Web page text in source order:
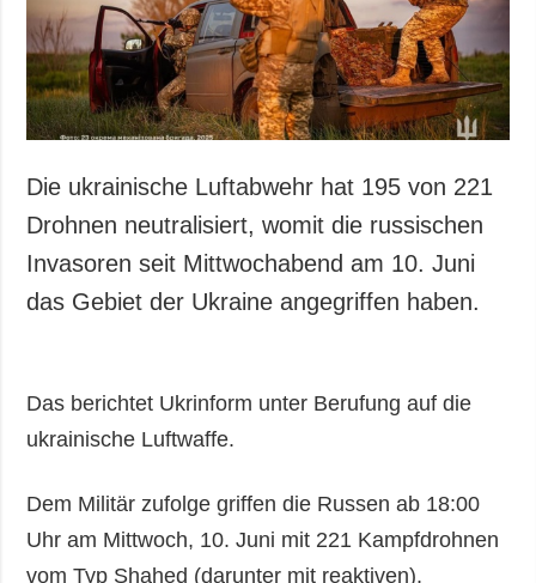
Die ukrainische Luftabwehr hat 195 von 221
Drohnen neutralisiert, womit die russischen
Invasoren seit Mittwochabend am 10. Juni
das Gebiet der Ukraine angegriffen haben.
Das berichtet Ukrinform unter Berufung auf die
ukrainische Luftwaffe.
Dem Militär zufolge griffen die Russen ab 18:00
Uhr am Mittwoch, 10. Juni mit 221 Kampfdrohnen
vom Typ Shahed (darunter mit reaktiven),